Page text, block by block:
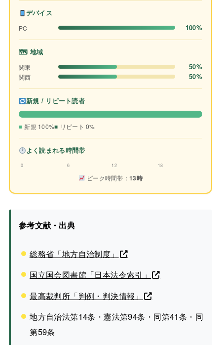
デバイス
PC 100%
🗺 地域
関東 50%
関西 50%
新規 / リピート読者
新規 100% リピート 0%
よく読まれる時間帯
0 6 12 18
ピーク時間帯：13時
参考文献・出典
総務省「地方自治制度」
国立国会図書館「日本法令索引」
最高裁判所「判例・判決情報」
地方自治法第14条・憲法第94条・同第41条・同
第59条